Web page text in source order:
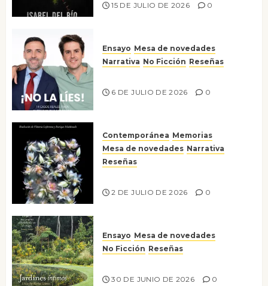
15 DE JULIO DE 2026 0
Ensayo Mesa de novedades
Narrativa No Ficción Reseñas
6 DE JULIO DE 2026 0
Contemporánea Memorias
Mesa de novedades Narrativa
Reseñas
2 DE JULIO DE 2026 0
Ensayo Mesa de novedades
No Ficción Reseñas
30 DE JUNIO DE 2026 0